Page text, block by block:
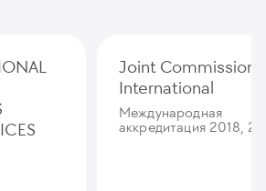
Joint Commission
International
Международная
аккредитация 2018,